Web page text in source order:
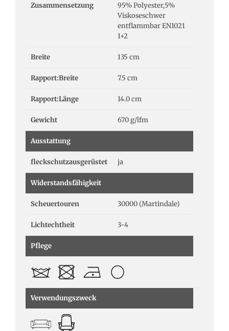
Zusammensetzung
95% Polyester,5%
Viskoseschwer
entflammbar EN1021
1+2
Breite 135 cm
Rapport:Breite 7.5 cm
Rapport:Länge 14.0 cm
Gewicht 670 g/lfm
Ausstattung
fleckschutzausgerüstet ja
Widerstandsfähigkeit
Scheuertouren 30000 (Martindale)
Lichtechtheit 3-4
Pflege
Verwendungszweck